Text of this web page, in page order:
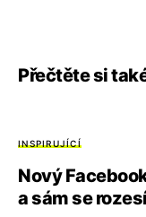
Přečtěte si
INSPIRUJÍCÍ
Nový
a sám se